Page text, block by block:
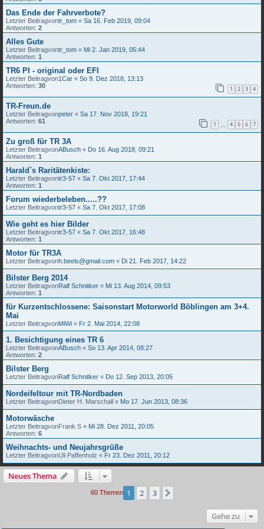
Das Ende der Fahrverbote?
Letzter Beitragvontr_tom « Sa 16. Feb 2019, 09:04
Antworten: 2
Alles Gute
Letzter Beitragvontr_tom « Mi 2. Jan 2019, 05:44
Antworten: 1
TR6 PI - original oder EFI
Letzter Beitragvon1Car « So 9. Dez 2018, 13:13
Antworten: 30 1 2 3 4
TR-Freun.de
Letzter Beitragvonpeter « Sa 17. Nov 2018, 19:21
Antworten: 61 1 … 4 5 6 7
Zu groß für TR 3A
Letzter BeitragvonABusch « Do 16. Aug 2018, 09:21
Antworten: 1
Harald`s Raritätenkiste:
Letzter Beitragvontr3-57 « Sa 7. Okt 2017, 17:44
Antworten: 1
Forum wiederbeleben.....??
Letzter Beitragvontr3-57 « Sa 7. Okt 2017, 17:08
Wie geht es hier Bilder
Letzter Beitragvontr3-57 « Sa 7. Okt 2017, 16:48
Antworten: 1
Motor für TR3A
Letzter Beitragvonh.beels@gmail.com « Di 21. Feb 2017, 14:22
Bilster Berg 2014
Letzter BeitragvonRalf Schnitker « Mi 13. Aug 2014, 09:53
Antworten: 1
für Kurzentschlossene: Saisonstart Motorworld Böblingen am 3+4.
Mai
Letzter BeitragvonMiWi « Fr 2. Mai 2014, 22:08
1. Besichtigung eines TR 6
Letzter BeitragvonABusch « So 13. Apr 2014, 08:27
Antworten: 2
Bilster Berg
Letzter BeitragvonRalf Schnitker « Do 12. Sep 2013, 20:05
Nordeifeltour mit TR-Nordbaden
Letzter BeitragvonDieter H. Marschall « Mo 17. Jun 2013, 08:36
Motorwäsche
Letzter BeitragvonFrank S « Mi 28. Dez 2011, 20:05
Antworten: 6
Weihnachts- und Neujahrsgrüße
Letzter BeitragvonUli Paffenholz « Fr 23. Dez 2011, 20:12
Neues Thema
60 Themen 1 2 3
Gehe zu